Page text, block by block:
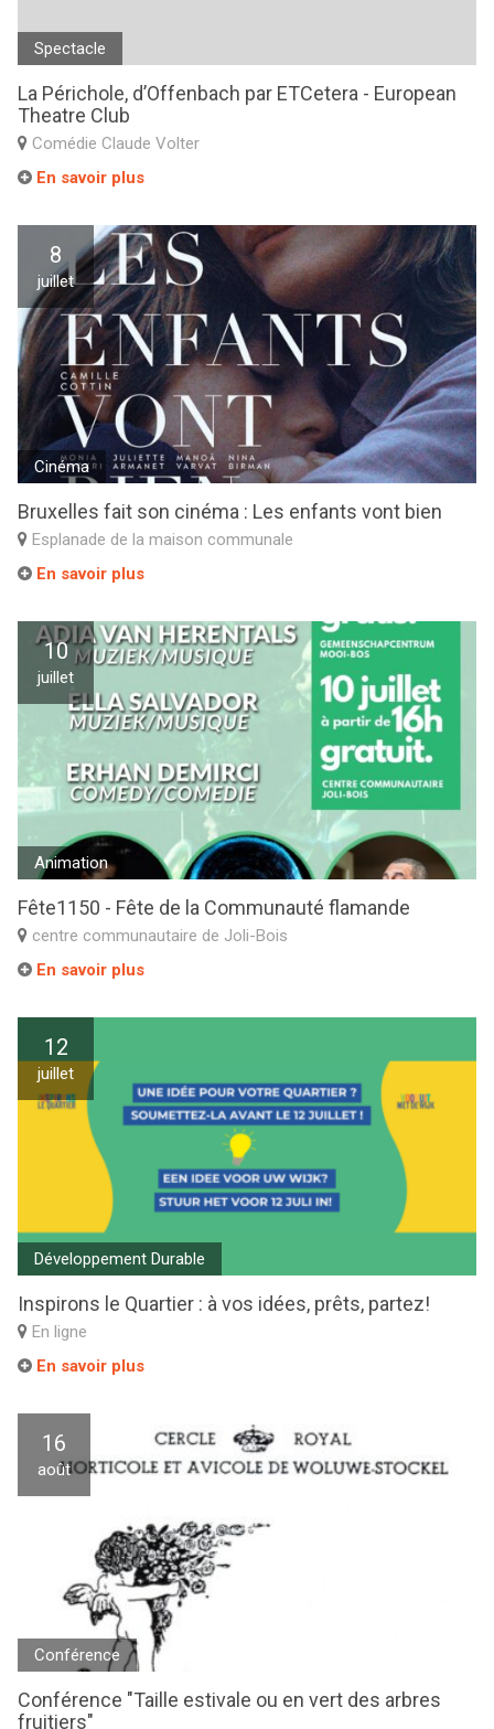
Spectacle
La Périchole, d’Offenbach par ETCetera - European
Theatre Club
Comédie Claude Volter
En savoir plus
8
juillet
Cinéma
Bruxelles fait son cinéma : Les enfants vont bien
Esplanade de la maison communale
En savoir plus
10
juillet
Animation
Fête1150 - Fête de la Communauté flamande
centre communautaire de Joli-Bois
En savoir plus
12
juillet
Développement Durable
Inspirons le Quartier : à vos idées, prêts, partez!
En ligne
En savoir plus
16
août
Conférence
Conférence "Taille estivale ou en vert des arbres
fruitiers"